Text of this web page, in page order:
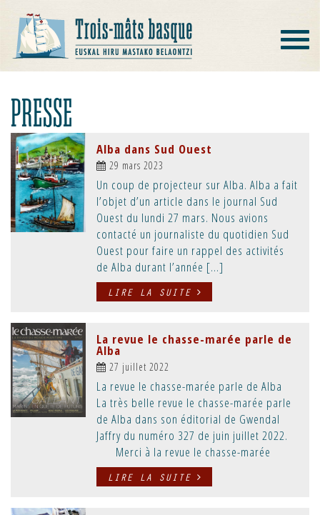
Toggle
PRESSE
Alba dans Sud Ouest
29 mars 2023
Un coup de projecteur sur Alba. Alba a fait
l’objet d’un article dans le journal Sud
Ouest du lundi 27 mars. Nous avions
contacté un journaliste du quotidien Sud
Ouest pour faire un rappel des activités
de Alba durant l’année […]
LIRE LA SUITE
La revue le chasse-marée parle de
Alba
27 juillet 2022
La revue le chasse-marée parle de Alba
La très belle revue le chasse-marée parle
de Alba dans son éditorial de Gwendal
Jaffry du numéro 327 de juin juillet 2022.
Merci à la revue le chasse-marée
LIRE LA SUITE